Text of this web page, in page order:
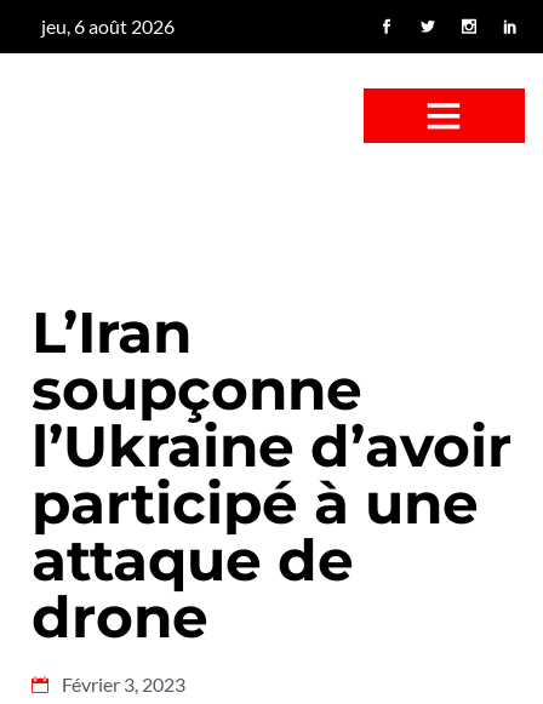
jeu, 6 août 2026
L’Iran
soupçonne
l’Ukraine d’avoir
participé à une
attaque de
drone
Février 3, 2023